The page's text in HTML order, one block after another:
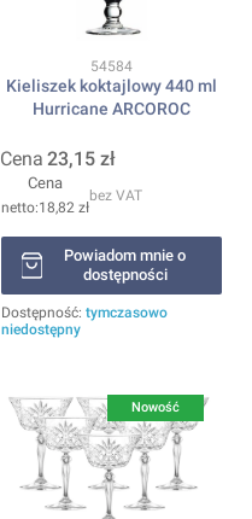
Kod produktu
54584
Kieliszek koktajlowy 440 ml
Hurricane ARCOROC
Cena 23,15 zł
Cena
18,82 zł
bez VAT
Powiadom mnie o
dostępności
Dostępność: tymczasowo
niedostępny
Nowość